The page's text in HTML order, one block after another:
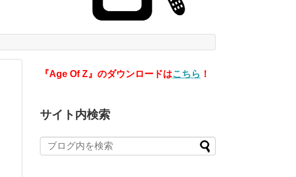
『Age Of Z』のダウンロードはこちら ！
サイト内検索